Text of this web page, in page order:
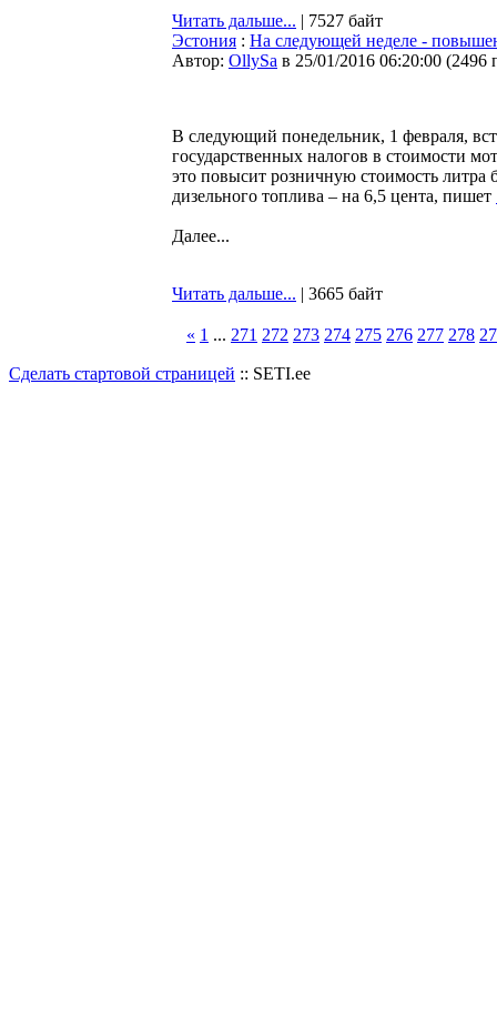
Читать дальше... | 7527 байт
Эстония : На следующей неделе -
Автор: OllySa в 25/01/2016 06:20:00 (2496
В следующий понедельник, 1 февраля,
государственных налогов в стоимости
это повысит розничную стоимость литра
дизельного топлива – на 6,5 цента, пишет
Далее...
Читать дальше... | 3665 байт
« 1 ... 271 272 273 274 275 276 277 278
Сделать стартовой страницей :: SETI.ee